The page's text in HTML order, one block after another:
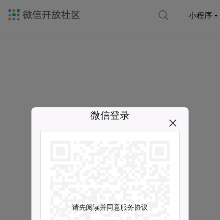
小程序
微信登录
请先阅读并同意服务协议